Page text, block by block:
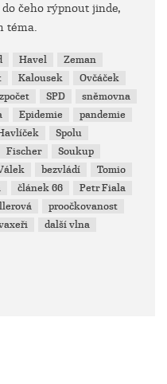
čeho rýpnout jinde,
téma.
Havel
Zeman
Kalousek
Ovčáček
SPD
sněmovna
Epidemie
pandemie
Spolu
Fischer
Soukup
bezvládí
Tomio
článek 66
Petr Fiala
proočkovanost
další vlna